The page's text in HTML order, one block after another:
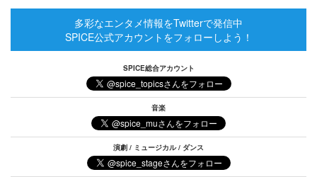
多彩なエンタメ情報をTwitterで発信中
SPICE公式アカウントをフォローしよう！
SPICE総合アカウント
音楽
演劇 / ミュージカル / ダンス